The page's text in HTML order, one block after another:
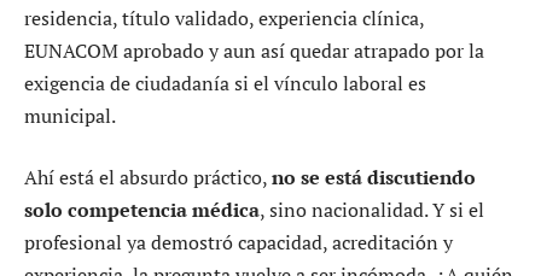
residencia, título validado, experiencia clínica,
EUNACOM aprobado y aun así quedar atrapado por la
exigencia de ciudadanía si el vínculo laboral es
municipal.
Ahí está el absurdo práctico,no se está discutiendo
solo competencia médica, sino nacionalidad. Y si el
profesional ya demostró capacidad, acreditación y